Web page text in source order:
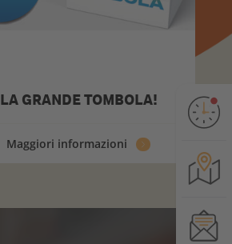
LA GRANDE TOMBOLA!
Maggiori informazioni